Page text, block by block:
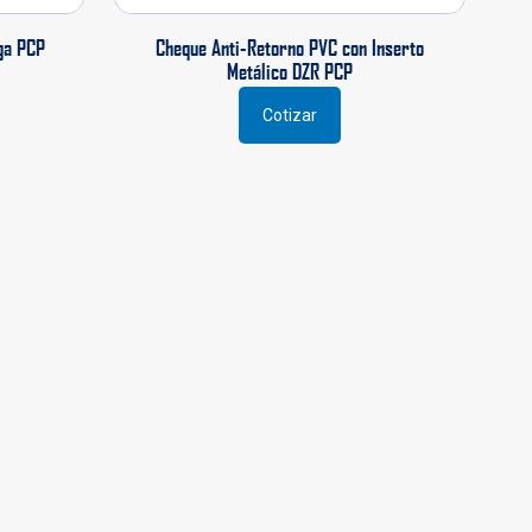
PCP
Cheque Anti-Retorno PVC con Inserto
Metálico DZR PCP
Cotizar
Este
producto